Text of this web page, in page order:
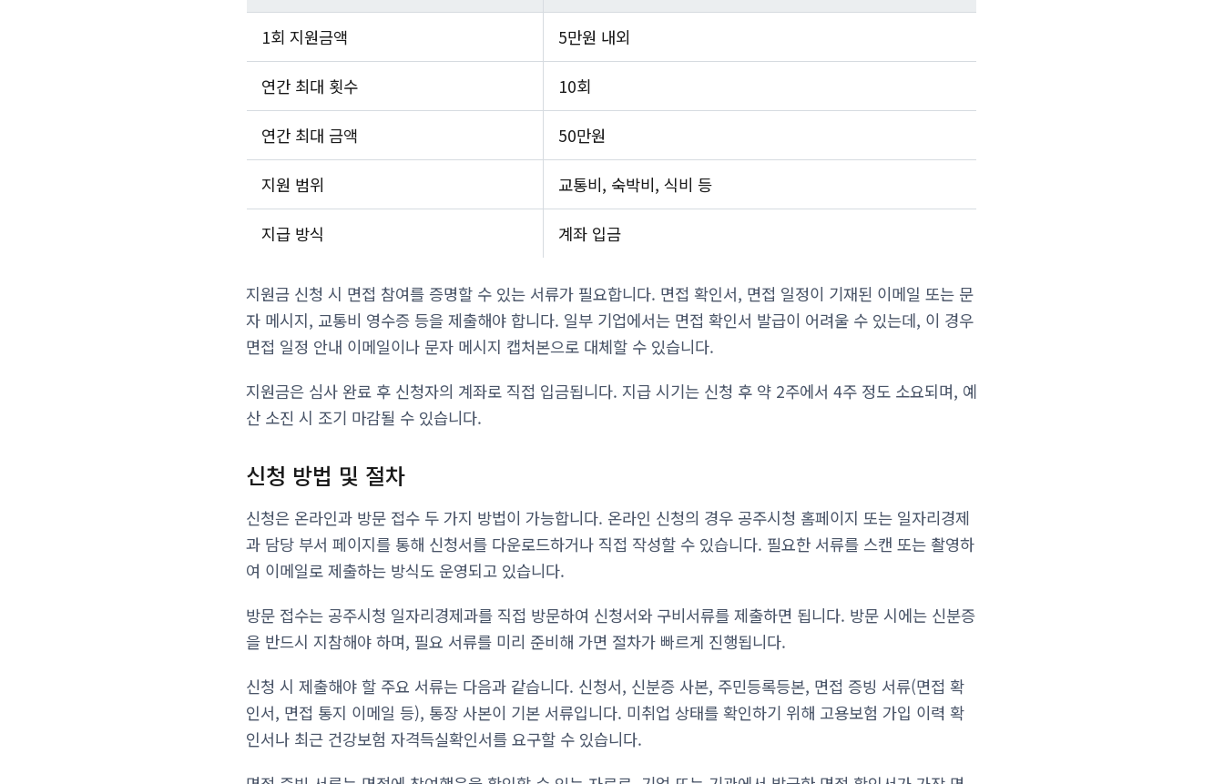
1회 지원금액 5만원 내외
연간 최대 횟수 10회
연간 최대 금액 50만원
지원 범위 교통비, 숙박비, 식비 등
지급 방식 계좌 입금
지원금 신청 시 면접 참여를 증명할 수 있는 서류가 필요합니다. 면접 확인서, 면접 일정이 기재된 이메일 또는 문
자 메시지, 교통비 영수증 등을 제출해야 합니다. 일부 기업에서는 면접 확인서 발급이 어려울 수 있는데, 이 경우
면접 일정 안내 이메일이나 문자 메시지 캡처본으로 대체할 수 있습니다.
지원금은 심사 완료 후 신청자의 계좌로 직접 입금됩니다. 지급 시기는 신청 후 약 2주에서 4주 정도 소요되며, 예
산 소진 시 조기 마감될 수 있습니다.
신청 방법 및 절차
신청은 온라인과 방문 접수 두 가지 방법이 가능합니다. 온라인 신청의 경우 공주시청 홈페이지 또는 일자리경제
과 담당 부서 페이지를 통해 신청서를 다운로드하거나 직접 작성할 수 있습니다. 필요한 서류를 스캔 또는 촬영하
여 이메일로 제출하는 방식도 운영되고 있습니다.
방문 접수는 공주시청 일자리경제과를 직접 방문하여 신청서와 구비서류를 제출하면 됩니다. 방문 시에는 신분증
을 반드시 지참해야 하며, 필요 서류를 미리 준비해 가면 절차가 빠르게 진행됩니다.
신청 시 제출해야 할 주요 서류는 다음과 같습니다. 신청서, 신분증 사본, 주민등록등본, 면접 증빙 서류(면접 확
인서, 면접 통지 이메일 등), 통장 사본이 기본 서류입니다. 미취업 상태를 확인하기 위해 고용보험 가입 이력 확
인서나 최근 건강보험 자격득실확인서를 요구할 수 있습니다.